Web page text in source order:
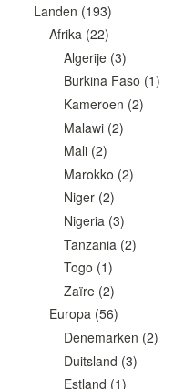
Landen (193)
Afrika(22)
Algerije (3)
Burkina Faso (1)
Kameroen (2)
Malawi (2)
Mali (2)
Marokko (2)
Niger (2)
Nigeria (3)
Tanzania (2)
Togo (1)
Zaïre (2)
Europa(56)
Denemarken (2)
Duitsland (3)
Estland (1)